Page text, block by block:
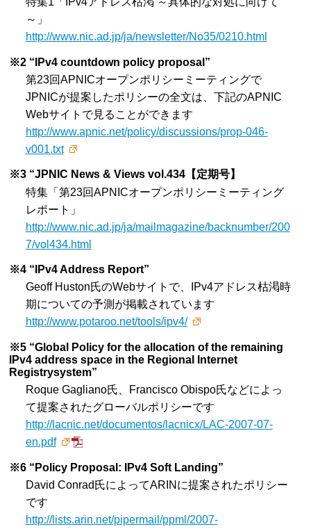
～」
http://www.nic.ad.jp/ja/newsletter/No35/0210.html
※2 “IPv4 countdown policy proposal”
第23回APNICオープンポリシーミーティングで
JPNICが提案したポリシーの全文は、下記のAPNIC
Webサイトで見ることができます
http://www.apnic.net/policy/discussions/prop-046-
v001.txt
※3 “JPNIC News & Views vol.434【定期号】
特集「第23回APNICオープンポリシーミーティング
レポート」
http://www.nic.ad.jp/ja/mailmagazine/backnumber/200
7/vol434.html
※4 “IPv4 Address Report”
Geoff Huston氏のWebサイトで、IPv4アドレス枯渇時
期についての予測が掲載されています
http://www.potaroo.net/tools/ipv4/
※5 “Global Policy for the allocation of the remaining
IPv4 address space in the Regional Internet
Registrysystem”
Roque Gagliano氏、Francisco Obispo氏などによっ
て提案されたグローバルポリシーです
http://lacnic.net/documentos/lacnicx/LAC-2007-07-
en.pdf
※6 “Policy Proposal: IPv4 Soft Landing”
David Conrad氏によってARINに提案されたポリシー
です
http://lists.arin.net/pipermail/ppml/2007-